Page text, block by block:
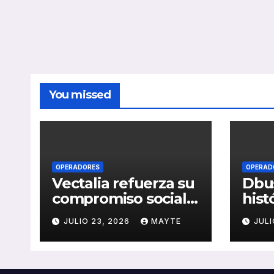
You missed
OPERADORES
Vectalia refuerza su
compromiso social y
medioambiental
con la publicación
de su Memoria de
JULIO 23, 2026 MAYTE
del